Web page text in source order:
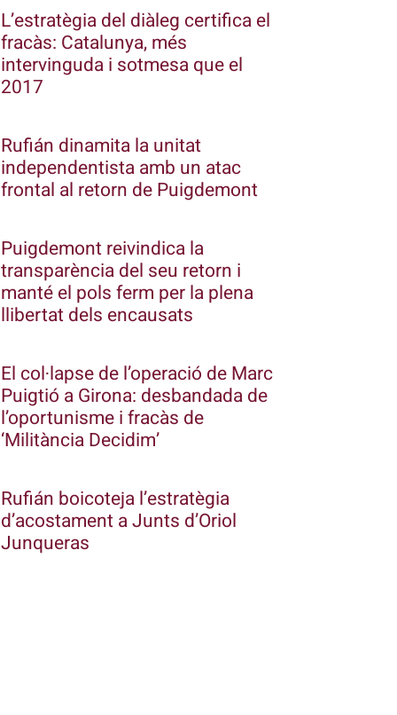
L’estratègia del diàleg certifica el
fracàs: Catalunya, més
intervinguda i sotmesa que el
2017
Rufián dinamita la unitat
independentista amb un atac
frontal al retorn de Puigdemont
Puigdemont reivindica la
transparència del seu retorn i
manté el pols ferm per la plena
llibertat dels encausats
El col·lapse de l’operació de Marc
Puigtió a Girona: desbandada de
l’oportunisme i fracàs de
‘Militància Decidim’
Rufián boicoteja l’estratègia
d’acostament a Junts d’Oriol
Junqueras